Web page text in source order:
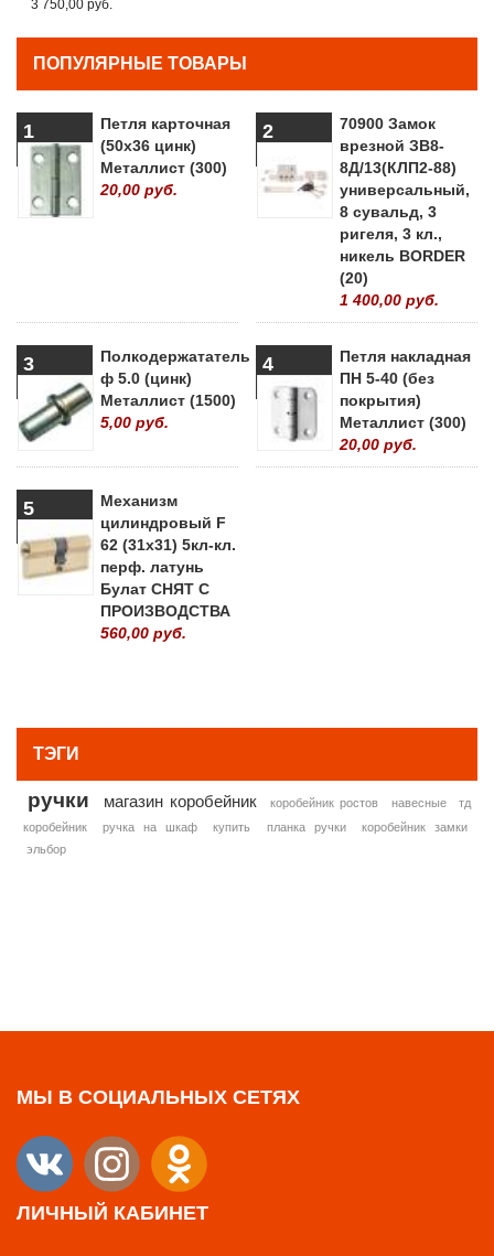
3 750,00 руб.
ПОПУЛЯРНЫЕ ТОВАРЫ
1
Петля карточная
(50х36 цинк)
Металлист (300)
20,00 руб.
2
70900 Замок
врезной ЗВ8-
8Д/13(КЛП2-88)
универсальный,
8 сувальд, 3
ригеля, 3 кл.,
никель BORDER
(20)
1 400,00 руб.
3
Полкодержататель
ф 5.0 (цинк)
Металлист (1500)
5,00 руб.
4
Петля накладная
ПН 5-40 (без
покрытия)
Металлист (300)
20,00 руб.
5
Механизм
цилиндровый F
62 (31х31) 5кл-кл.
перф. латунь
Булат СНЯТ С
ПРОИЗВОДСТВА
560,00 руб.
ТЭГИ
ручки магазин коробейник коробейник ростов навесные
тд
коробейник
ручка на шкаф купить планка ручки
коробейник замки
эльбор
МЫ В СОЦИАЛЬНЫХ СЕТЯХ
ЛИЧНЫЙ КАБИНЕТ